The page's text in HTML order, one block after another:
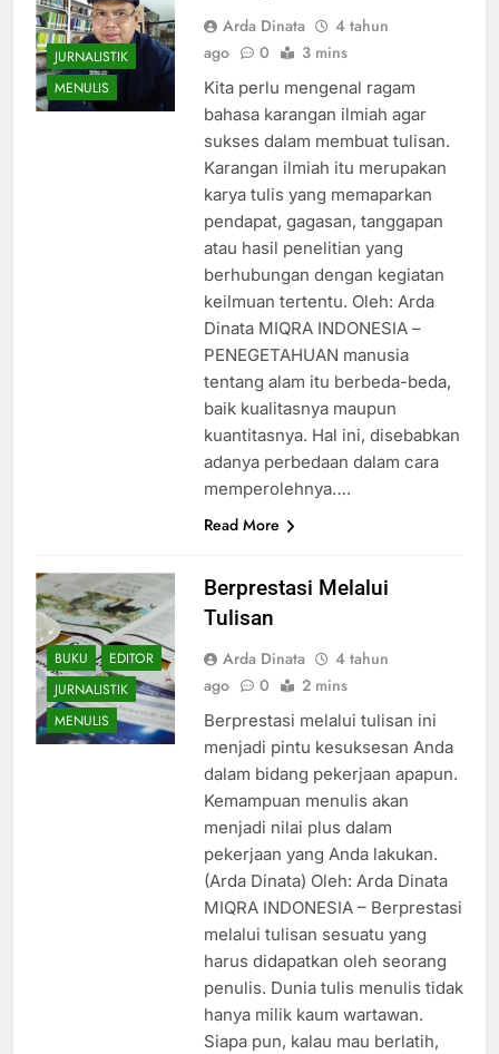
JURNALISTIK
MENULIS
Arda Dinata
4 tahun
ago
0 3 mins
Kita perlu mengenal ragam
bahasa karangan ilmiah agar
sukses dalam membuat tulisan.
Karangan ilmiah itu merupakan
karya tulis yang memaparkan
pendapat, gagasan, tanggapan
atau hasil penelitian yang
berhubungan dengan kegiatan
keilmuan tertentu. Oleh: Arda
Dinata MIQRA INDONESIA –
PENEGETAHUAN manusia
tentang alam itu berbeda-beda,
baik kualitasnya maupun
kuantitasnya. Hal ini, disebabkan
adanya perbedaan dalam cara
memperolehnya….
Read More
BUKU
EDITOR
JURNALISTIK
MENULIS
Berprestasi Melalui
Tulisan
Arda Dinata
4 tahun
ago
0 2 mins
Berprestasi melalui tulisan ini
menjadi pintu kesuksesan Anda
dalam bidang pekerjaan apapun.
Kemampuan menulis akan
menjadi nilai plus dalam
pekerjaan yang Anda lakukan.
(Arda Dinata) Oleh: Arda Dinata
MIQRA INDONESIA – Berprestasi
melalui tulisan sesuatu yang
harus didapatkan oleh seorang
penulis. Dunia tulis menulis tidak
hanya milik kaum wartawan.
Siapa pun, kalau mau berlatih,